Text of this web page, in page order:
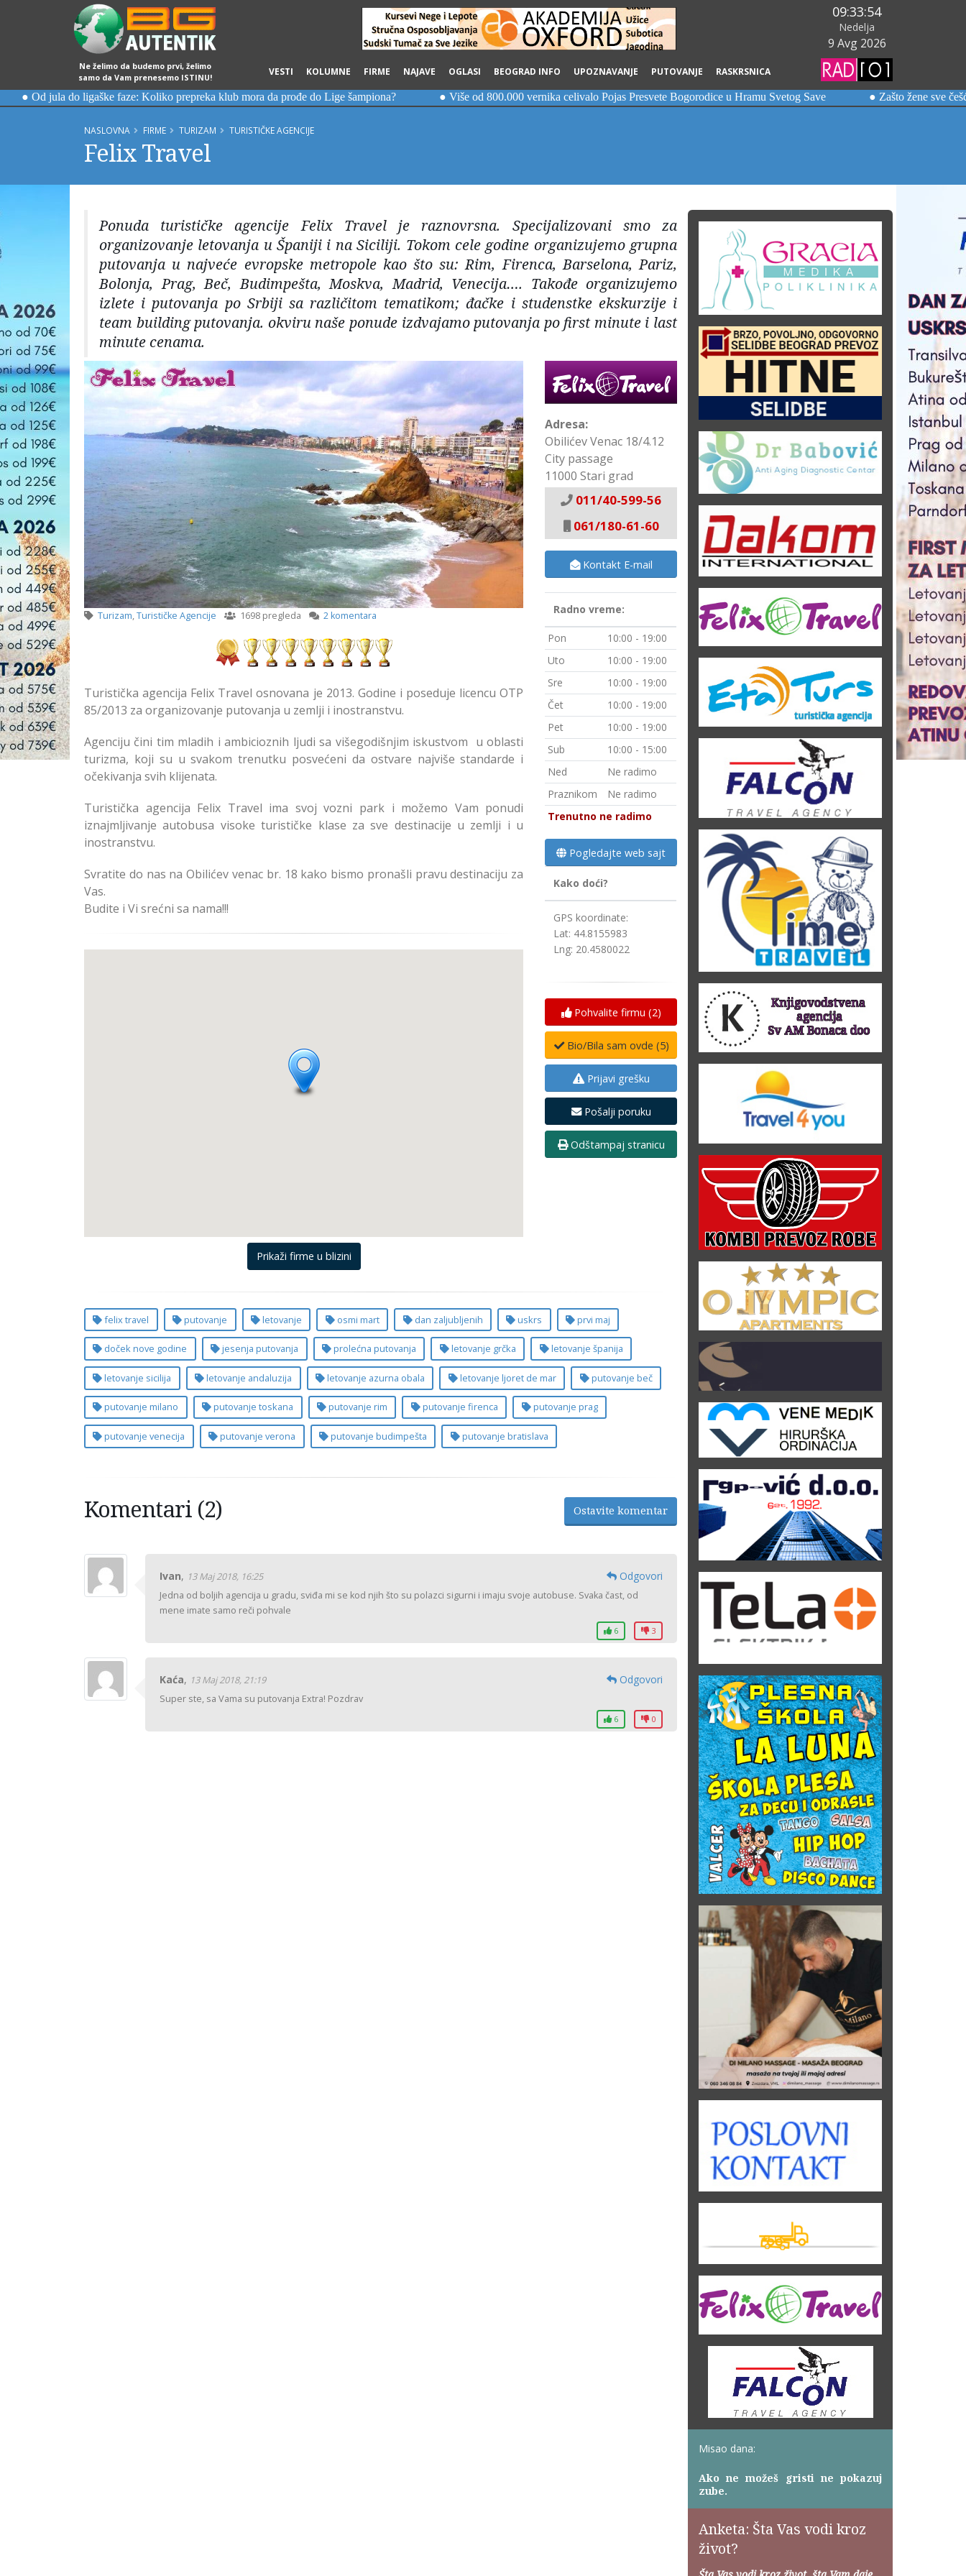
Ne želimo da budemo prvi, želimo
samo da Vam prenesemo ISTINU!
VESTI KOLUMNE FIRME NAJAVE OGLASI BEOGRAD INFO UPOZNAVANJE PUTOVANJE RASKRSNICA
09:33:56
Nedelja
9 Avg 2026
NASLOVNA FIRME TURIZAM TURISTIČKE AGENCIJE
Felix Travel
Ponuda turističke agencije Felix Travel je raznovrsna. Specijalizovani smo za
organizovanje letovanja u Španiji i na Siciliji. Tokom cele godine organizujemo grupna
putovanja u najveće evropske metropole kao što su: Rim, Firenca, Barselona, Pariz,
Bolonja, Prag, Beč, Budimpešta, Moskva, Madrid, Venecija…. Takođe organizujemo
izlete i putovanja po Srbiji sa različitom tematikom; đačke i studenstke ekskurzije i
team building putovanja. okviru naše ponude izdvajamo putovanja po first minute i last
minute cenama.
Turizam,Turističke Agencije 1698 pregleda 2 komentara
Turistička agencija Felix Travel osnovana je 2013. Godine i poseduje licencu OTP
85/2013 za organizovanje putovanja u zemlji i inostranstvu.
Agenciju čini tim mladih i ambicioznih ljudi sa višegodišnjim iskustvom u oblasti
turizma, koji su u svakom trenutku posvećeni da ostvare najviše standarde i
očekivanja svih klijenata.
Turistička agencija Felix Travel ima svoj vozni park i možemo Vam ponudi
iznajmljivanje autobusa visoke turističke klase za sve destinacije u zemlji i u
inostranstvu.
Svratite do nas na Obilićev venac br. 18 kako bismo pronašli pravu destinaciju za
Vas.
Budite i Vi srećni sa nama!!!
Prikaži firme u blizini
Adresa:
Obilićev Venac 18/4.12
City passage
11000 Stari grad
011/40-599-56
061/180-61-60
Kontakt E-mail
Radno vreme:
Pon
10:00 - 19:00
Uto
10:00 - 19:00
Sre
10:00 - 19:00
Čet
10:00 - 19:00
Pet
10:00 - 19:00
Sub
10:00 - 15:00
Ned
Ne radimo
Praznikom
Ne radimo
Trenutno ne radimo
Pogledajte web sajt
Kako doći?
GPS koordinate:
Lat: 44.8155983
Lng: 20.4580022
Pohvalite firmu (2)
Bio/Bila sam ovde (5)
Prijavi grešku
Pošalji poruku
Odštampaj stranicu
felix travel putovanje letovanje osmi mart dan zaljubljenih uskrs prvi maj
doček nove godine jesenja putovanja prolećna putovanja letovanje grčka letovanje španija
letovanje sicilija letovanje andaluzija letovanje azurna obala letovanje ljoret de mar putovanje beč
putovanje milano putovanje toskana putovanje rim putovanje firenca putovanje prag
putovanje venecija putovanje verona putovanje budimpešta putovanje bratislava
Komentari (2) Ostavite komentar
Ivan, 13 Maj 2018, 16:25 Odgovori
Jedna od boljih agencija u gradu, sviđa mi se kod njih što su polazci sigurni i imaju svoje autobuse. Svaka čast, od
mene imate samo reči pohvale
6 3
Kaća, 13 Maj 2018, 21:19 Odgovori
Super ste, sa Vama su putovanja Extra! Pozdrav
6 0
Misao dana:
Ako ne možeš gristi ne pokazuj
zube.
Anketa: Šta Vas vodi kroz
život?